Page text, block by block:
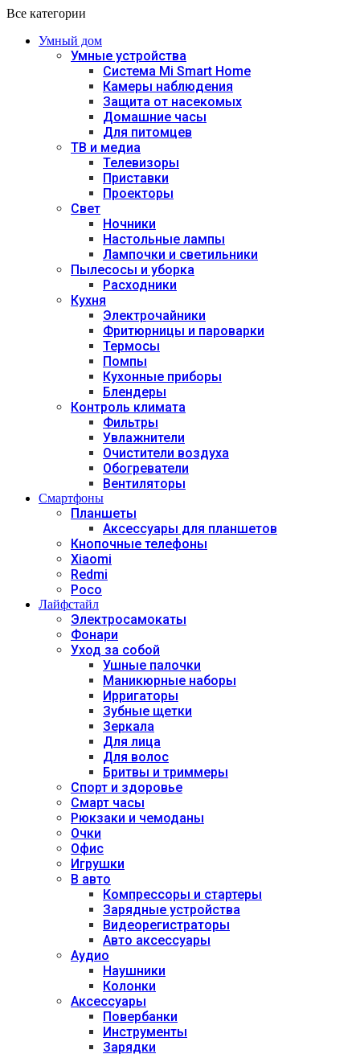
Все категории
Умный дом
Умные устройства
Система Mi Smart Home
Камеры наблюдения
Защита от насекомых
Домашние часы
Для питомцев
ТВ и медиа
Телевизоры
Приставки
Проекторы
Свет
Ночники
Настольные лампы
Лампочки и светильники
Пылесосы и уборка
Расходники
Кухня
Электрочайники
Фритюрницы и пароварки
Термосы
Помпы
Кухонные приборы
Блендеры
Контроль климата
Фильтры
Увлажнители
Очистители воздуха
Обогреватели
Вентиляторы
Смартфоны
Планшеты
Аксессуары для планшетов
Кнопочные телефоны
Xiaomi
Redmi
Poco
Лайфстайл
Электросамокаты
Фонари
Уход за собой
Ушные палочки
Маникюрные наборы
Ирригаторы
Зубные щетки
Зеркала
Для лица
Для волос
Бритвы и триммеры
Спорт и здоровье
Смарт часы
Рюкзаки и чемоданы
Очки
Офис
Игрушки
В авто
Компрессоры и стартеры
Зарядные устройства
Видеорегистраторы
Авто аксессуары
Аудио
Наушники
Колонки
Аксессуары
Повербанки
Инструменты
Зарядки